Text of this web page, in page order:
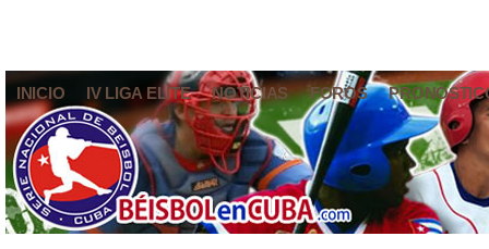
INICIO IV LIGA ELITE NOTICIAS FOROS